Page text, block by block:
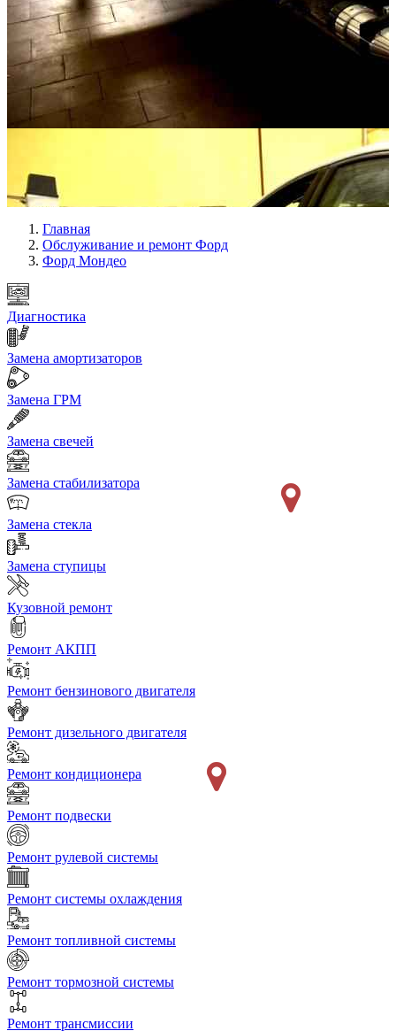
Главная
Обслуживание и ремонт Форд
Форд Мондео
Диагностика
Замена амортизаторов
Замена ГРМ
Замена свечей
Замена стабилизатора
Замена стекла
Замена ступицы
Кузовной ремонт
Ремонт АКПП
Ремонт бензинового двигателя
Ремонт дизельного двигателя
Ремонт кондиционера
Ремонт подвески
Ремонт рулевой системы
Ремонт системы охлаждения
Ремонт топливной системы
Ремонт тормозной системы
Ремонт трансмиссии